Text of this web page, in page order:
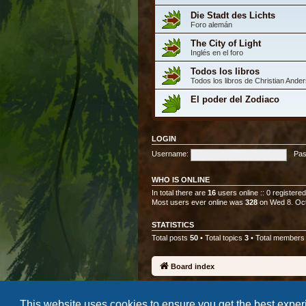
Die Stadt des Lichts
Foro alemán
The City of Light
Inglés en el foro
Todos los libros
Todos los libros de Christian
El poder del Zodiaco
LOGIN
Username:
WHO IS ONLINE
In total there are 16 users online :: 0
Most users ever online was 328 on Wed 8.
STATISTICS
Total posts 50 • Total topics 3 • Total members
Board index